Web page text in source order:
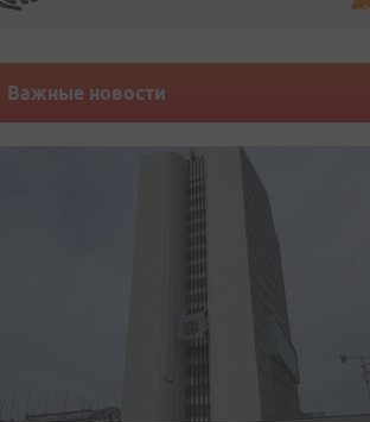
Важные новости